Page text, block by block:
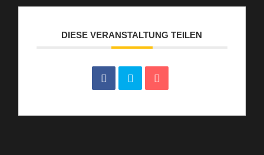
DIESE VERANSTALTUNG TEILEN